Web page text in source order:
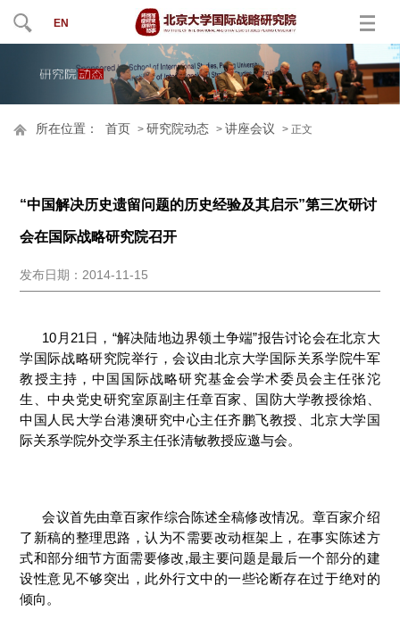
EN
所在位置： 首页 >研究院动态 >讲座会议 > 正文
“中国解决历史遗留问题的历史经验及其启示”第三次研讨
会在国际战略研究院召开
发布日期：2014-11-15
10月21日，“解决陆地边界领土争端”报告讨论会在北京大
学国际战略研究院举行，会议由北京大学国际关系学院牛军
教授主持，中国国际战略研究基金会学术委员会主任张沱
生、中央党史研究室原副主任章百家、国防大学教授徐焰、
中国人民大学台港澳研究中心主任齐鹏飞教授、北京大学国
际关系学院外交学系主任张清敏教授应邀与会。
会议首先由章百家作综合陈述全稿修改情况。章百家介绍
了新稿的整理思路，认为不需要改动框架上，在事实陈述方
式和部分细节方面需要修改,最主要问题是最后一个部分的建
设性意见不够突出，此外行文中的一些论断存在过于绝对的
倾向。